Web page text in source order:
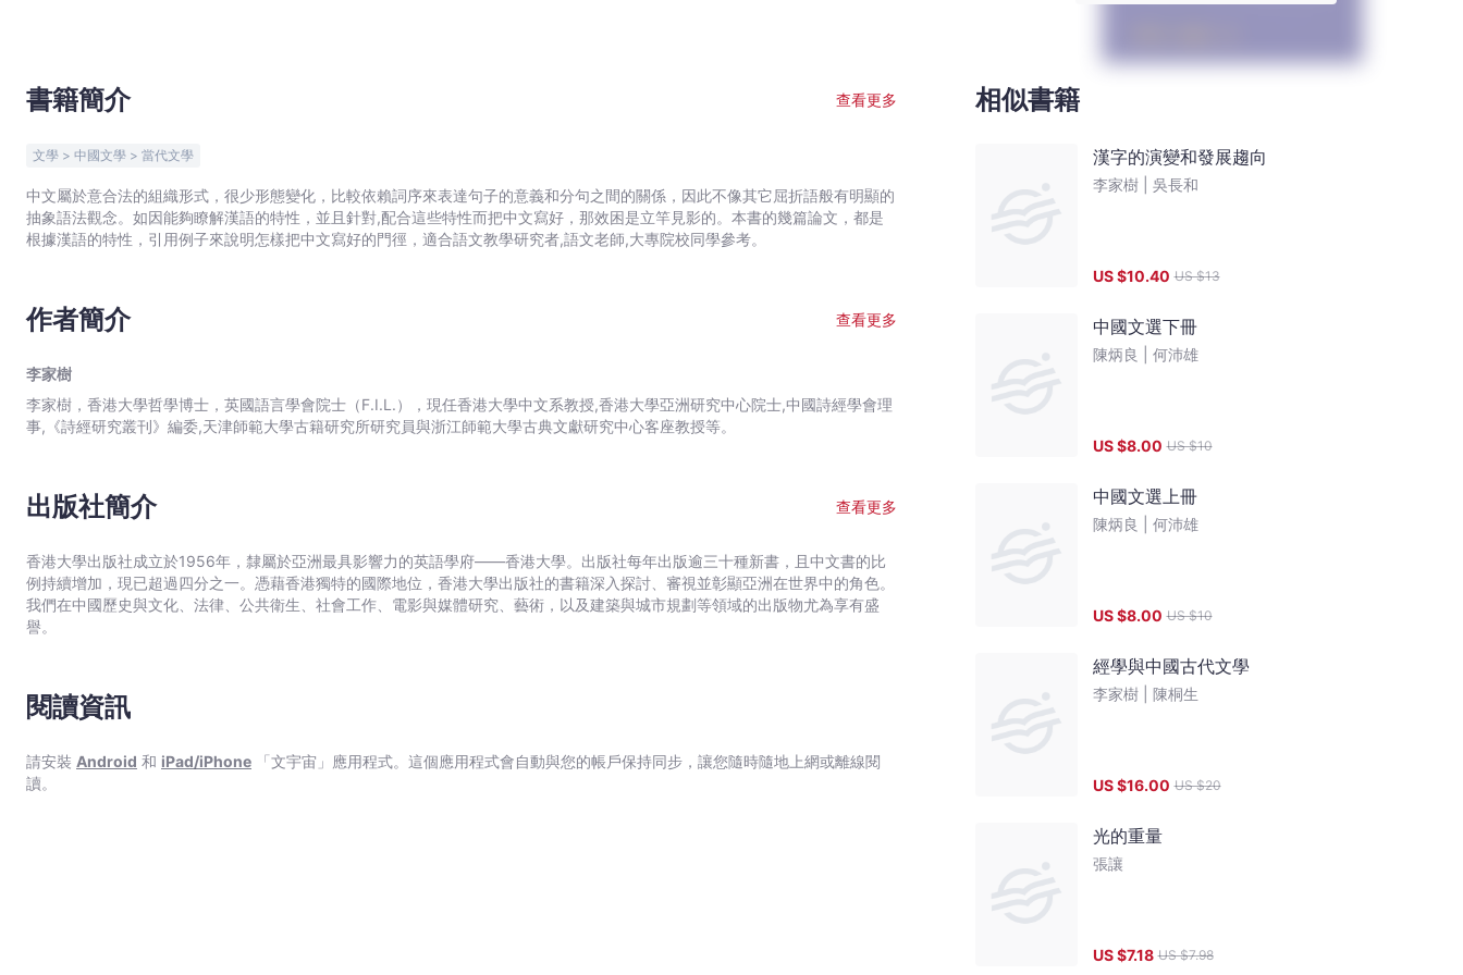
Bookniverse
書籍簡介 查看更多
文學 > 中國文學 > 當代文學
中文屬於意合法的組織形式，很少形態變化，比較依賴詞序來表達句子的意義和分句之間的關係，因此不像其它屈折語般有明顯的
抽象語法觀念。如因能夠瞭解漢語的特性，並且針對,配合這些特性而把中文寫好，那效困是立竿見影的。本書的幾篇論文，都是
根據漢語的特性，引用例子來說明怎樣把中文寫好的門徑，適合語文教學研究者,語文老師,大專院校同學參考。
作者簡介 查看更多
李家樹
李家樹，香港大學哲學博士，英國語言學會院士（F.I.L.），現任香港大學中文系教授,香港大學亞洲研究中心院士,中國詩經學會理
事,《詩經研究叢刊》編委,天津師範大學古籍研究所研究員與浙江師範大學古典文獻研究中心客座教授等。
出版社簡介 查看更多
香港大學出版社成立於1956年，隸屬於亞洲最具影響力的英語學府——香港大學。出版社每年出版逾三十種新書，且中文書的比
例持續增加，現已超過四分之一。憑藉香港獨特的國際地位，香港大學出版社的書籍深入探討、審視並彰顯亞洲在世界中的角色。
我們在中國歷史與文化、法律、公共衛生、社會工作、電影與媒體研究、藝術，以及建築與城市規劃等領域的出版物尤為享有盛
譽。
閱讀資訊
請安裝 Android 和 iPad/iPhone 「文宇宙」應用程式。這個應用程式會自動與您的帳戶保持同步，讓您隨時隨地上網或離線閱
讀。
相似書籍
漢字的演變和發展趨向
吳長和
US $10.40 US $13
中國文選下冊
何沛雄
US $8.00 US $10
中國文選上冊
何沛雄
US $8.00 US $10
經學與中國古代文學
陳桐生
US $16.00 US $20
光的重量
張讓
US $7.18 US $7.98